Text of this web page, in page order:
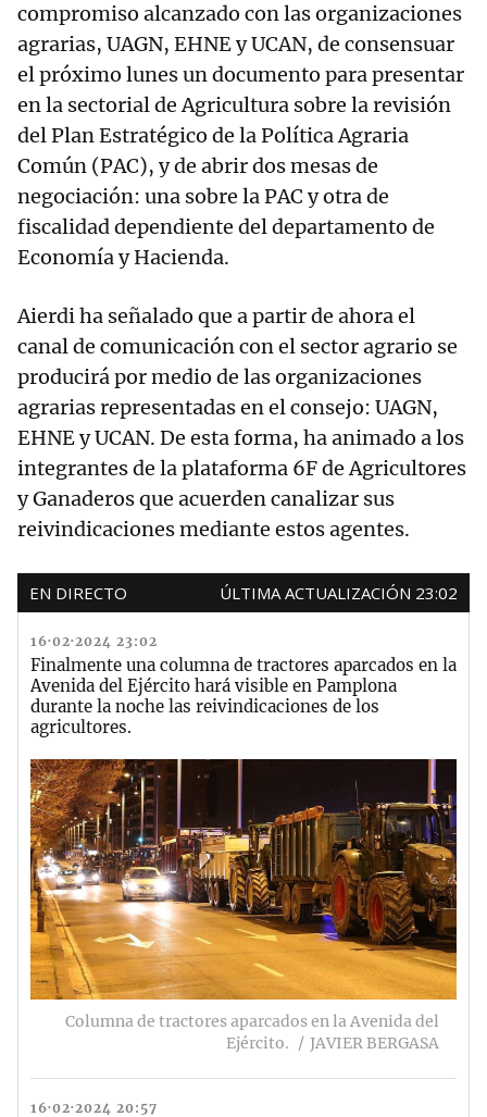
compromiso alcanzado con las organizaciones
agrarias, UAGN, EHNE y UCAN, de consensuar
el próximo lunes un documento para presentar
en la sectorial de Agricultura sobre la revisión
del Plan Estratégico de la Política Agraria
Común (PAC), y de abrir dos mesas de
negociación: una sobre la PAC y otra de
fiscalidad dependiente del departamento de
Economía y Hacienda.
Aierdi ha señalado que a partir de ahora el
canal de comunicación con el sector agrario se
producirá por medio de las organizaciones
agrarias representadas en el consejo: UAGN,
EHNE y UCAN. De esta forma, ha animado a los
integrantes de la plataforma 6F de Agricultores
y Ganaderos que acuerden canalizar sus
reivindicaciones mediante estos agentes.
EN DIRECTO ÚLTIMA ACTUALIZACIÓN 23:02
16·02·2024 23:02
Finalmente una columna de tractores aparcados en la
Avenida del Ejército hará visible en Pamplona
durante la noche las reivindicaciones de los
agricultores.
Columna de tractores aparcados en la Avenida del
Ejército.
JAVIER BERGASA
16·02·2024 20:57